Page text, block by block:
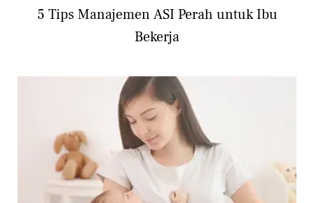
5 Tips Manajemen ASI Perah untuk Ibu
Bekerja